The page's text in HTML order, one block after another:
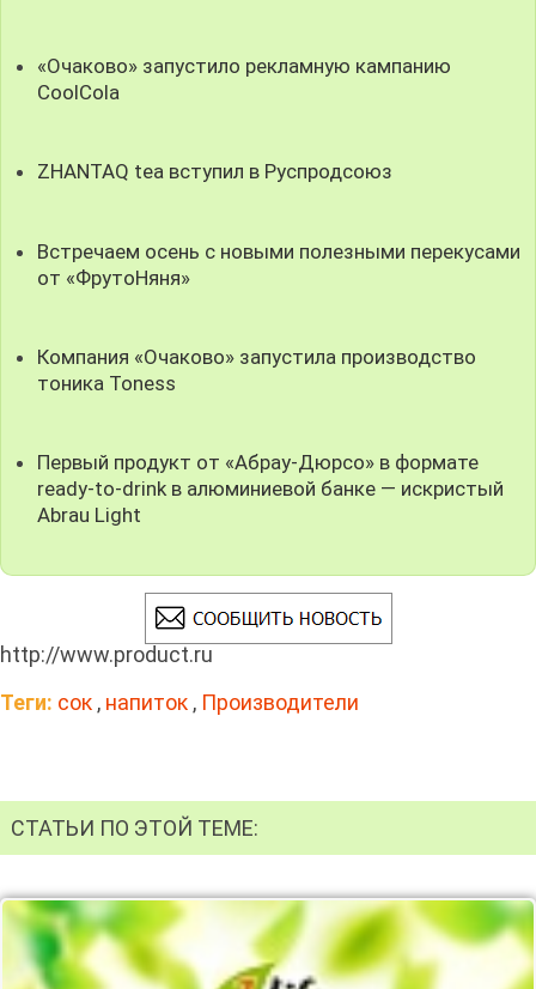
«Очаково» запустило рекламную кампанию
CoolCola
ZHANTAQ tea вступил в Руспродсоюз
Встречаем осень с новыми полезными перекусами
от «ФрутоНяня»
Компания «Очаково» запустила производство
тоника Toness
Первый продукт от «Абрау-Дюрсо» в формате
ready-to-drink в алюминиевой банке — искристый
Abrau Light
http://www.product.ru
Теги: сок , напиток , Производители
СТАТЬИ ПО ЭТОЙ ТЕМЕ: